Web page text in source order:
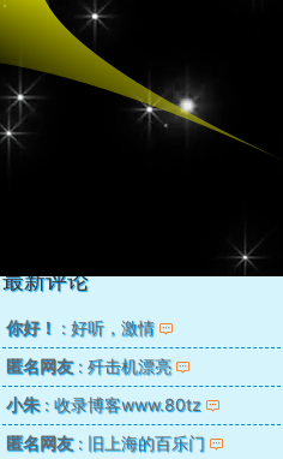
徐建伟
7
梅花弄弄弄 （动感歌曲歌词同步）
邓丽君作品《思君集》(琴埙合奏) 【代
码编辑】
单曲欣赏 远走高飞+代码时钟
6
最新评论
你好！ : 好听，激情
匿名网友: 歼击机漂亮
小朱: 收录博客www.80tz
匿名网友: 旧上海的百乐门